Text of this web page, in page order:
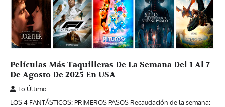
Películas Más Taquilleras De La Semana Del 1 Al 7
De Agosto De 2025 En USA
Lo Último
LOS 4 FANTÁSTICOS: PRIMEROS PASOS Recaudación de la semana: